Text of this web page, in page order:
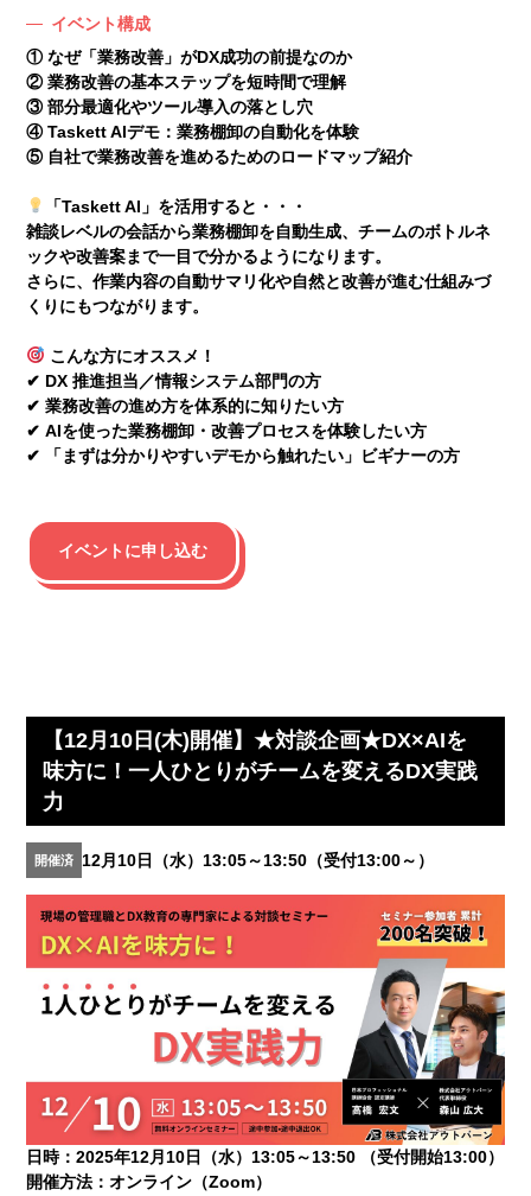
イベント構成
① なぜ「業務改善」がDX成功の前提なのか
② 業務改善の基本ステップを短時間で理解
③ 部分最適化やツール導入の落とし穴
④ Taskett AIデモ：業務棚卸の自動化を体験
⑤ 自社で業務改善を進めるためのロードマップ紹介
「Taskett AI」を活用すると・・・
雑談レベルの会話から業務棚卸を自動生成、チームのボトルネ
ックや改善案まで一目で分かるようになります。
さらに、作業内容の自動サマリ化や自然と改善が進む仕組みづ
くりにもつながります。
こんな方にオススメ！
✔ DX 推進担当／情報システム部門の方
✔ 業務改善の進め方を体系的に知りたい方
✔ AIを使った業務棚卸・改善プロセスを体験したい方
✔ 「まずは分かりやすいデモから触れたい」ビギナーの方
イベントに申し込む
【12月10日(木)開催】★対談企画★DX×AIを
味方に！一人ひとりがチームを変えるDX実践
力
開催済 12月10日（水）13:05～13:50（受付13:00～）
日時：2025年12月10日（水）13:05～13:50 （受付開始13:00）
開催方法：オンライン（Zoom）